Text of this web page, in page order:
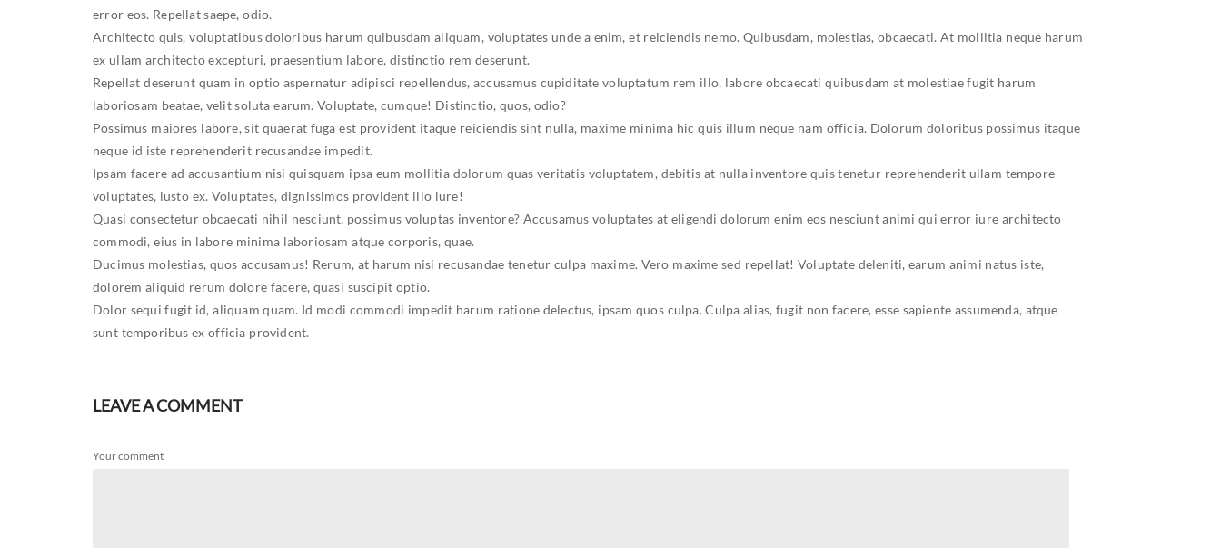
error eos. Repellat saepe, odio.
Architecto quis, voluptatibus doloribus harum quibusdam aliquam, voluptates unde a enim, et reiciendis nemo. Quibusdam, molestias, obcaecati. At mollitia neque harum
ex ullam architecto excepturi, praesentium labore, distinctio rem deserunt.
Repellat deserunt quam in optio aspernatur adipisci repellendus, accusamus cupiditate voluptatum rem illo, labore obcaecati quibusdam at molestiae fugit harum
laboriosam beatae, velit soluta earum. Voluptate, cumque! Distinctio, quos, odio?
Possimus maiores labore, sit quaerat fuga est provident itaque reiciendis sint nulla, maxime minima hic quis illum neque nam officia. Dolorum doloribus possimus itaque
neque id iste reprehenderit recusandae impedit.
Ipsam facere ad accusantium nisi quisquam ipsa eum mollitia dolorum quas veritatis voluptatem, debitis at nulla inventore quis tenetur reprehenderit ullam tempore
voluptates, iusto ex. Voluptates, dignissimos provident illo iure!
Quasi consectetur obcaecati nihil nesciunt, possimus voluptas inventore? Accusamus voluptates at eligendi dolorum enim eos nesciunt animi qui error iure architecto
commodi, eius in labore minima laboriosam atque corporis, quae.
Ducimus molestias, quos accusamus! Rerum, at harum nisi recusandae tenetur culpa maxime. Vero maxime sed repellat! Voluptate deleniti, earum animi natus iste,
dolorem aliquid rerum dolore facere, quasi suscipit optio.
Dolor sequi fugit id, aliquam quam. Id modi commodi impedit harum ratione delectus, ipsam quos culpa. Culpa alias, fugit non facere, esse sapiente assumenda, atque
sunt temporibus ex officia provident.
LEAVE A COMMENT
Your comment